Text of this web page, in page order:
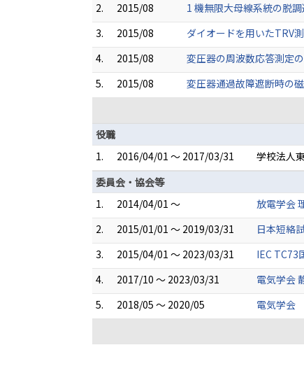
2.
2015/08
1 機無限大母線系統の脱
3.
2015/08
ダイオードを用いたTRV
4.
2015/08
変圧器の周波数応答測定
5.
2015/08
変圧器通過故障遮断時の
役職
1.
2016/04/01 ～ 2017/03/31
学校法人
委員会・協会等
1.
2014/04/01 ～
放電学会
2.
2015/01/01 ～ 2019/03/31
日本短絡
3.
2015/04/01 ～ 2023/03/31
IEC TC73
4.
2017/10 ～ 2023/03/31
電気学会
5.
2018/05 ～ 2020/05
電気学会